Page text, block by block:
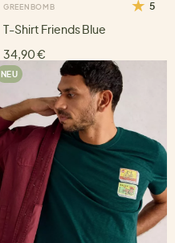
GREENBOMB 5
T-Shirt Friends Blue
34,90 €
NEU